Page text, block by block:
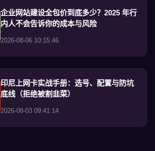
企业网站建设全包价到底多少？2025 年行
内人不会告诉你的成本与风险
2026-08-06 10:15:46
印尼上网卡实战手册：选号、配置与防坑
底线（拒绝被割韭菜）
2026-08-03 09:41:14